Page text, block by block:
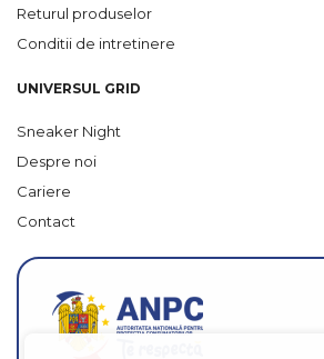
Returul produselor
Conditii de intretinere
UNIVERSUL GRID
Sneaker Night
Despre noi
Cariere
Contact